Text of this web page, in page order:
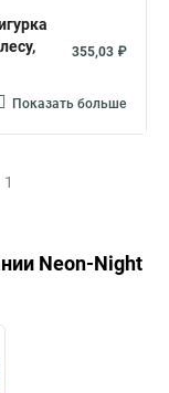
355,03 ₽
Показать больше
1
Neon-Night